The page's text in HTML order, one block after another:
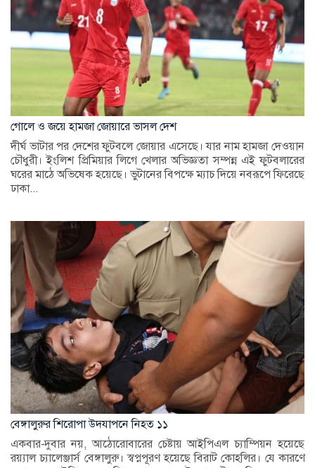
গোলে ও জয়ে হামজা জোয়ারে ভাসল দেশ
দীর্ঘ ভাটার পর দেশের ফুটবলে জোয়ার এসেছে। যার নাম হামজা দেওয়ান
চৌধুরী। ইংলিশ প্রিমিয়ার লিগে খেলার অভিজ্ঞতা সম্পন্ন এই ফুটবলারের
ঘরের মাঠে অভিষেক হয়েছে। ভুটানের বিপক্ষে ম্যাচ দিয়ে নবরূপে ফিরেছে
ঢাকা...
বেঙ্গালুরুর শিরোপা উদযাপনে নিহত ১১
একবার-দুবার নয়, আঠোরোবারের চেষ্টায় আইপিএল চ্যাম্পিয়ন হয়েছে
রয়্যাল চ্যালেঞ্জার্স বেঙ্গালুরু। স্বপ্নপূরণ হয়েছে বিরাট কোহলির। যে কারণে